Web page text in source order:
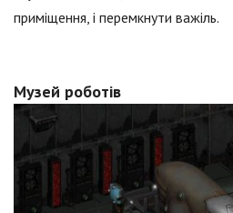
приміщення, і перемкнути важіль.
Музей роботів